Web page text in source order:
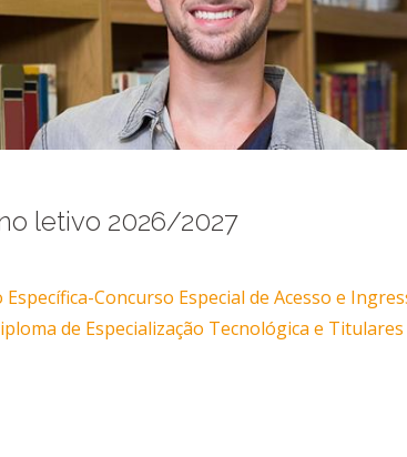
letivo 2026/2027
Concurso Especial de Acesso e
de Especialização Tecnológica e